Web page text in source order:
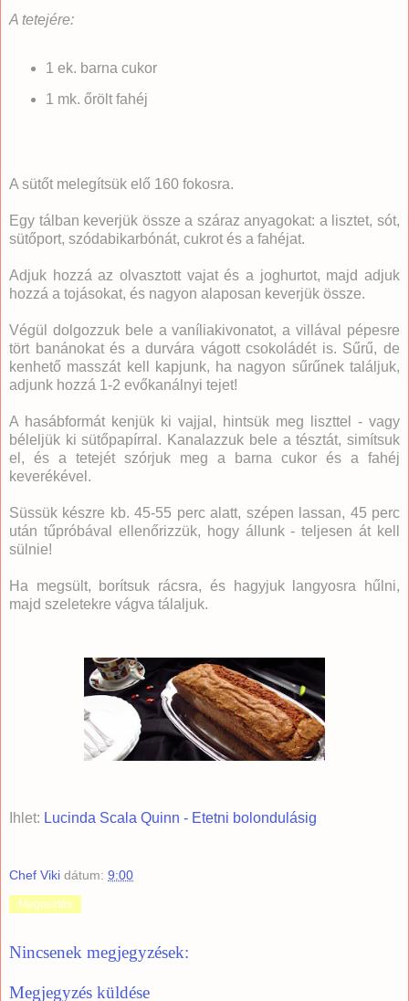
A tetejére:
1 ek. barna cukor
1 mk. őrölt fahéj
A sütőt melegítsük elő 160 fokosra.
Egy tálban keverjük össze a száraz anyagokat: a lisztet, sót,
sütőport, szódabikarbónát, cukrot és a fahéjat.
Adjuk hozzá az olvasztott vajat és a joghurtot, majd adjuk
hozzá a tojásokat, és nagyon alaposan keverjük össze.
Végül dolgozzuk bele a vaníliakivonatot, a villával pépesre
tört banánokat és a durvára vágott csokoládét is. Sűrű, de
kenhető masszát kell kapjunk, ha nagyon sűrűnek találjuk,
adjunk hozzá 1-2 evőkanálnyi tejet!
A hasábformát kenjük ki vajjal, hintsük meg liszttel - vagy
béleljük ki sütőpapírral. Kanalazzuk bele a tésztát, simítsuk
el, és a tetejét szórjuk meg a barna cukor és a fahéj
keverékével.
Süssük készre kb. 45-55 perc alatt, szépen lassan, 45 perc
után tűpróbával ellenőrizzük, hogy állunk - teljesen át kell
sülnie!
Ha megsült, borítsuk rácsra, és hagyjuk langyosra hűlni,
majd szeletekre vágva tálaljuk.
Ihlet: Lucinda Scala Quinn - Etetni bolondulásig
Chef Viki dátum: 9:00
Megosztás
Nincsenek megjegyzések:
Megjegyzés küldése